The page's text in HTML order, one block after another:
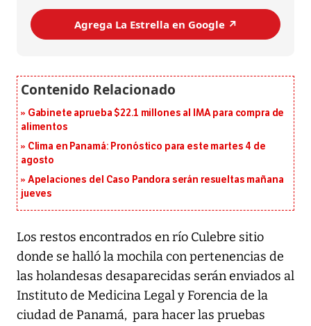
Agrega La Estrella en Google ↗️
Gabinete aprueba $22.1 millones al IMA para compra de
alimentos
Clima en Panamá: Pronóstico para este martes 4 de
agosto
Apelaciones del Caso Pandora serán resueltas mañana
jueves
Los restos encontrados en río Culebre sitio
donde se halló la mochila con pertenencias de
las holandesas desaparecidas serán enviados al
Instituto de Medicina Legal y Forencia de la
ciudad de Panamá, para hacer las pruebas